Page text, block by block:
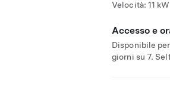
Velocità: 11
Accesso e
Disponibile
giorni su 7.